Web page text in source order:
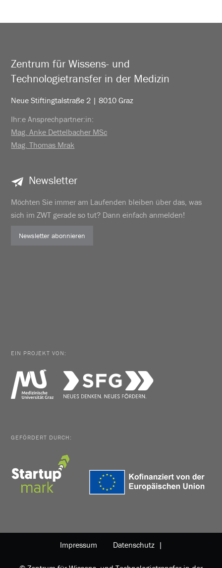
Zentrum für Wissens- und
Technologietransfer in der Medizin
Neue Stiftingtalstraße 2 | 8010 Graz
Ihr:e Ansprechpartner:in:
Mag. Anke Dettelbacher MSc
Mag. Thomas Mrak
Newsletter
Möchten Sie immer am Laufenden bleiben über das, was
sich im ZWT gerade so tut? Dann einfach anmelden!
Newsletter abonnieren
EIN PROJEKT VON:
GEFÖRDERT DURCH:
Impressum Datenschutz |